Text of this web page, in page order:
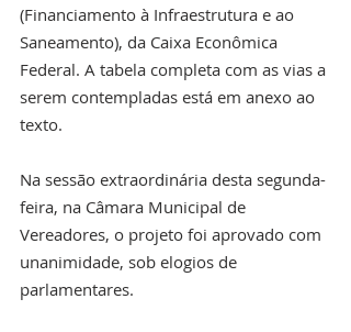
(Financiamento à Infraestrutura e ao
Saneamento), da Caixa Econômica
Federal. A tabela completa com as vias a
serem contempladas está em anexo ao
texto.
Na sessão extraordinária desta segunda-
feira, na Câmara Municipal de
Vereadores, o projeto foi aprovado com
unanimidade, sob elogios de
parlamentares.